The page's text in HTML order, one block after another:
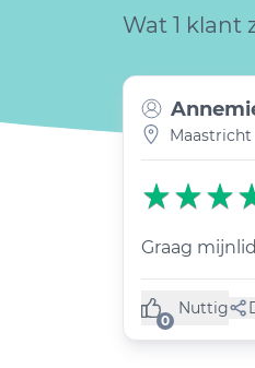
Wat 1 klant
Maastricht
Graag
0
Nuttig
(0 like)